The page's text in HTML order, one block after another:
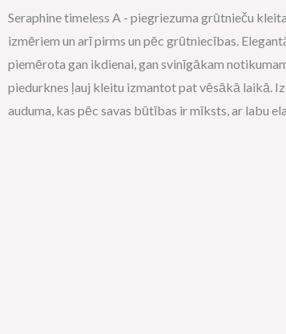
Seraphine timeless A - piegriezuma grūtnieču
izmēriem un arī pirms un pēc grūtniecības.
piemērota gan ikdienai, gan svinīgākam
piedurknes ļauj kleitu izmantot pat vēsākā laikā.
auduma, kas pēc savas būtības ir mīksts, ar labu